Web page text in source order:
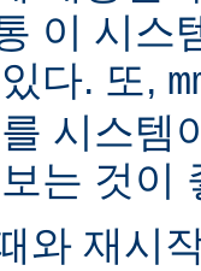
이 시스
다. 또,
시스템
는 것이
와 재시